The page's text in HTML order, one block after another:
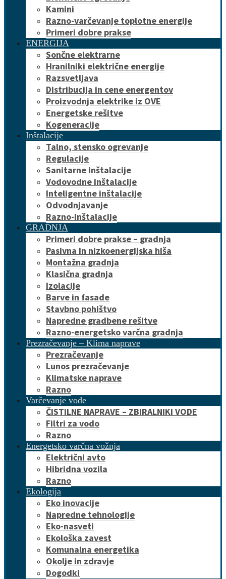
Kamini
Razno-varčevanje toplotne energije
Primeri dobre prakse
ENERGIJA
Sončne elektrarne
Hranilniki električne energije
Razsvetljava
Distribucija in cene energentov
Proizvodnja elektrike iz OVE
Energetske rešitve
Kogeneracije
Inštalacije
Talno, stensko ogrevanje
Regulacije
Sanitarne inštalacije
Vodovodne inštalacije
Inteligentne inštalacije
Odvodnjavanje
Razno-inštalacije
GRADNJA
Primeri dobre prakse – gradnja
Pasivna in nizkoenergijska hiša
Montažna gradnja
Klasična gradnja
Izolacije
Barve in fasade
Stavbno pohištvo
Napredne gradbene rešitve
Razno-energetsko varčna gradnja
Prezračevanje – Klima naprave
Prezračevanje
Lunos prezračevanje
Klimatske naprave
Razno
Varčevanje vode
ČISTILNE NAPRAVE – ZBIRALNIKI VODE
Filtri za vodo
Razno
Energetsko varčna vožnja
Električni avto
Hibridna vozila
Razno
Ekologija
Eko inovacije
Napredne tehnologije
Eko-nasveti
Ekološka zavest
Komunalna energetika
Okolje in zdravje
Dogodki